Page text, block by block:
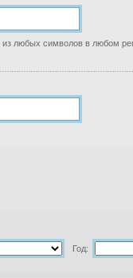
любых символов в любом
Год: